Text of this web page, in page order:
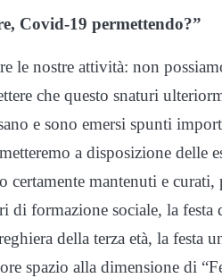
Covid-19 permettendo?”
le nostre attività: non
che questo snaturi
e sono emersi spunti
a disposizione delle
mantenuti e curati,
formazione sociale, la festa
della terza età, la festa
spazio alla dimensione di